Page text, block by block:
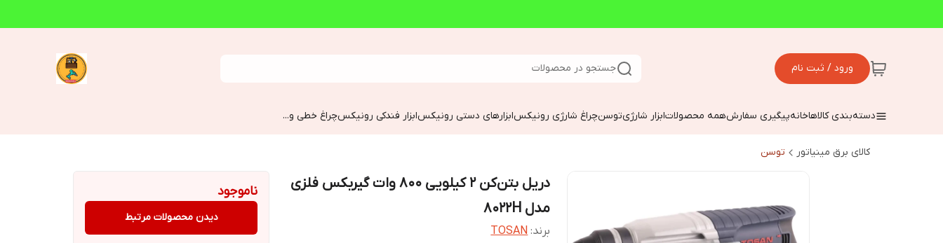
ورود / ثبت نام جستجو در محصولات
دسته‌بندی کالاهاخانهپیگیری سفارشهمه محصولاتابزار شارژیتوسنچراغ شارژی رونیکسابزارهای دستی رونیکسابزار فندکی رونیکسچراغ خطی و...
کالای برق مینیاتور توسن
دریل بتن‌کن 2 کیلویی 800 وات گیربکس فلزی
مدل 8022H
برند: TOSAN
ناموجود
دیدن محصولات مرتبط